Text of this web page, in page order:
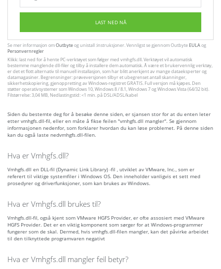
LAST NED NÅ
Se mer informasjon omOutbyteog unistall :instruksjoner. Vennligst se gjennom Outbyte EULAog
Personvernregler
Klikk: last ned for å hente PC-verktøyet som følger med vmhgfs.dll. Verktøyet vil automatisk
bestemme manglende dll-filer og tilby å installere dem automatisk. Å være et brukervennlig verktøy,
er det et flott alternativ til manuell installasjon, som har blitt anerkjent av mange dataeksperter og
datamagasiner. Begrensninger: prøveversjonen tilbyr et ubegrenset antall skanninger,
sikkerhetskopiering, gjenoppretting av Windows-registret GRATIS. Full versjon må kjøpes. Den
støtter operativsystemer som Windows 10, Windows 8 / 8.1, Windows 7 og Windows Vista (64/32 bit).
Filstørrelse: 3,04 MB, Nedlastingstid: <1 min. på DSL/ADSL/kabel
Siden du bestemte deg for å besøke denne siden, er sjansen stor for at du enten leter
etter vmhgfs.dll-fil, eller en måte å fikse feilen "vmhgfs.dll mangler". Se gjennom
informasjonen nedenfor, som forklarer hvordan du kan løse problemet. På denne siden
kan du også laste nedvmhgfs.dll-filen.
Hva er Vmhgfs.dll?
Vmhgfs.dll en DLL-fil (Dynamic Link Library) -fil , utviklet av VMware, Inc., som er
referert til viktige systemfiler i Windows OS. Den inneholder vanligvis et sett med
prosedyrer og driverfunksjoner, som kan brukes av Windows.
Hva er Vmhgfs.dll brukes til?
Vmhgfs.dll-fil, også kjent som VMware HGFS Provider, er ofte assosiert med VMware
HGFS Provider. Det er en viktig komponent som sørger for at Windows-programmer
fungerer som de skal. Dermed, hvis vmhgfs.dll-filen mangler, kan det påvirke arbeidet
til den tilknyttede programvaren negativt
Hva er Vmhgfs.dll mangler feil betyr?